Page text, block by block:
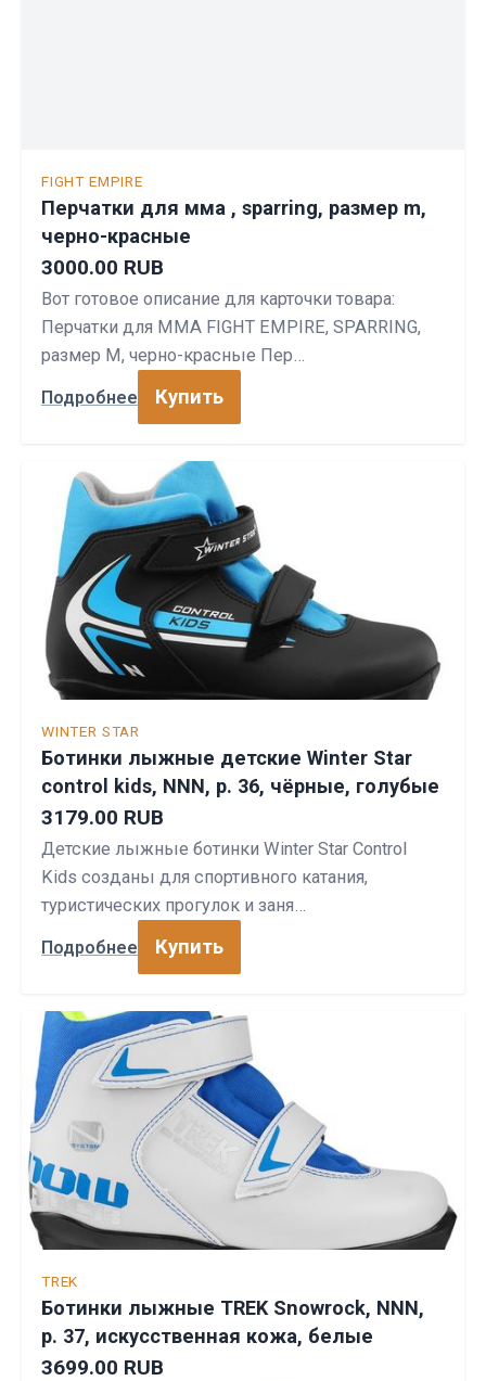
FIGHT EMPIRE
Перчатки для мма , sparring, размер m,
черно-красные
3000.00 RUB
Вот готовое описание для карточки товара:
Перчатки для ММА FIGHT EMPIRE, SPARRING,
размер M, черно-красные Пер…
Подробнее Купить
WINTER STAR
Ботинки лыжные детские Winter Star
control kids, NNN, р. 36, чёрные, голубые
3179.00 RUB
Детские лыжные ботинки Winter Star Control
Kids созданы для спортивного катания,
туристических прогулок и заня…
Подробнее Купить
TREK
Ботинки лыжные TREK Snowrock, NNN,
р. 37, искусственная кожа, белые
3699.00 RUB